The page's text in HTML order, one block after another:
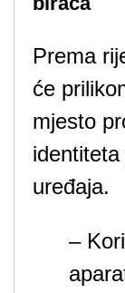
Prema
će
mjesto
uređaja.
–